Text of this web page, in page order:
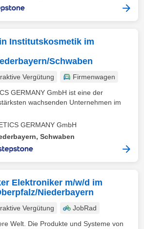
Institutskosmetik im
Schwaben
Vergütung
Firmenwagen
GERMANY GmbH ist eine der
wachsenden Unternehmen im
GERMANY GmbH
Schwaben
Elektroniker m/w/d im
Niederbayern
Vergütung
JobRad
Welt. Die Produkte und Systeme von